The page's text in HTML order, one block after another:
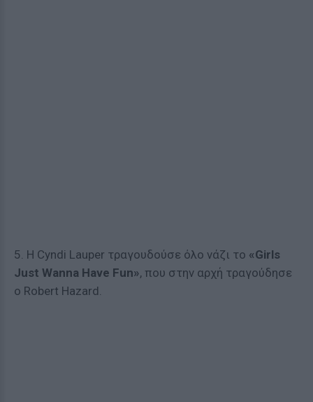
5. Η Cyndi Lauper τραγουδούσε όλο νάζι το «Girls
Just Wanna Have Fun», που στην αρχή τραγούδησε
ο Robert Hazard.